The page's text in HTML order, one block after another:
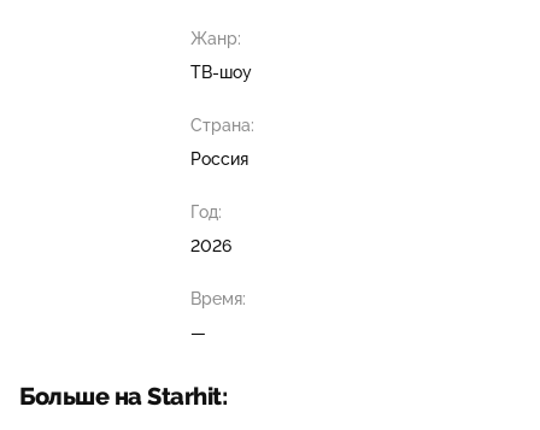
Жанр:
ТВ-шоу
Страна:
Россия
Год:
2026
Время:
—
Больше на Starhit: